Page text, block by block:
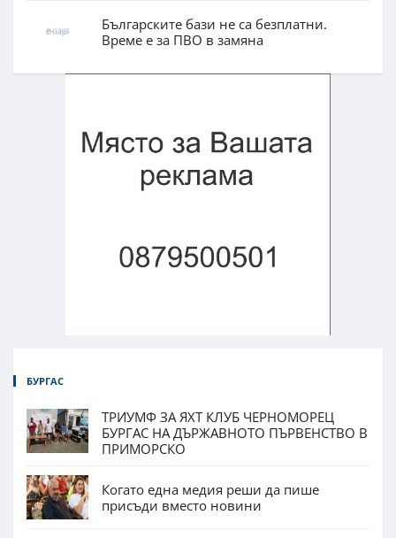
Българските бази не са безплатни.
Време е за ПВО в замяна
БУРГАС
ТРИУМФ ЗА ЯХТ КЛУБ ЧЕРНОМОРЕЦ
БУРГАС НА ДЪРЖАВНОТО ПЪРВЕНСТВО В
ПРИМОРСКО
Когато една медия реши да пише
присъди вместо новини